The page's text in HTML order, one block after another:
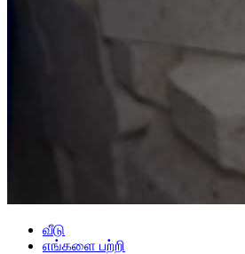
வீடு
எங்களை பற்றி